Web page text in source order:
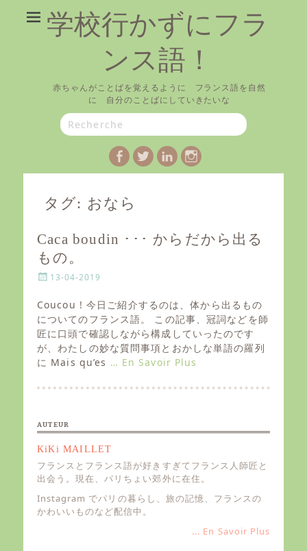
学校行かずにフラ
ンス語！
赤ちゃんがことばを覚えるように フランス語を自然
に 自分のことばにしていきたいな
Search
for:
Facebook
TwitterLinkedIn
Instagram
タグ: おなら
Caca boudin ･･･ からだから出る
もの。
P
s
t
e
d
o
n
13-04-2019
Coucou ! 今日ご紹介するのは、体から出るもの
についてのフランス語。 この記事、冠詞などを師
匠に口頭で確認しながら構成していったのです
が、わたしの妙な質問事項とおかしな単語の羅列
に Mais qu’es … En Savoir Plus
AUTEUR
KiKi MAILLET
フランスとフランス語が好きすぎてフランス人師匠と
出会う。現在、パリちょい郊外に在住。
Instagram でパリの暮らし、旅の記憶、フランスの
かわいいものなど配信中。
... En Savoir Plus